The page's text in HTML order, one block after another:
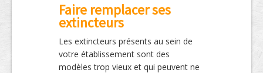
Faire remplacer ses
extincteurs
Les extincteurs présents au sein de
votre établissement sont des
modèles trop vieux et qui peuvent ne